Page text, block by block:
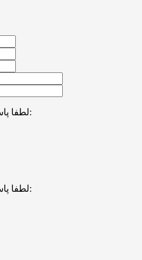
لطفا پاسخ را به عدد انگلیسی وارد کنید:
لطفا پاسخ را به عدد انگلیسی وارد کنید: